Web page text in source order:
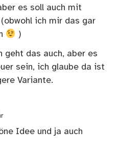
es soll auch mit
ich mir das gar
)
geht das auch, aber es
sein, ich glaube da ist
Variante.
Idee und ja auch